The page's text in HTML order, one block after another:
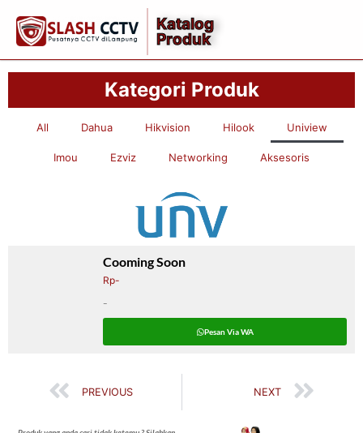
Katalog
Produk
Kategori Produk
All Dahua Hikvision Hilook Uniview
Imou Ezviz Networking Aksesoris
Cooming Soon
Rp-
–
Pesan Via WA
PREVIOUS NEXT